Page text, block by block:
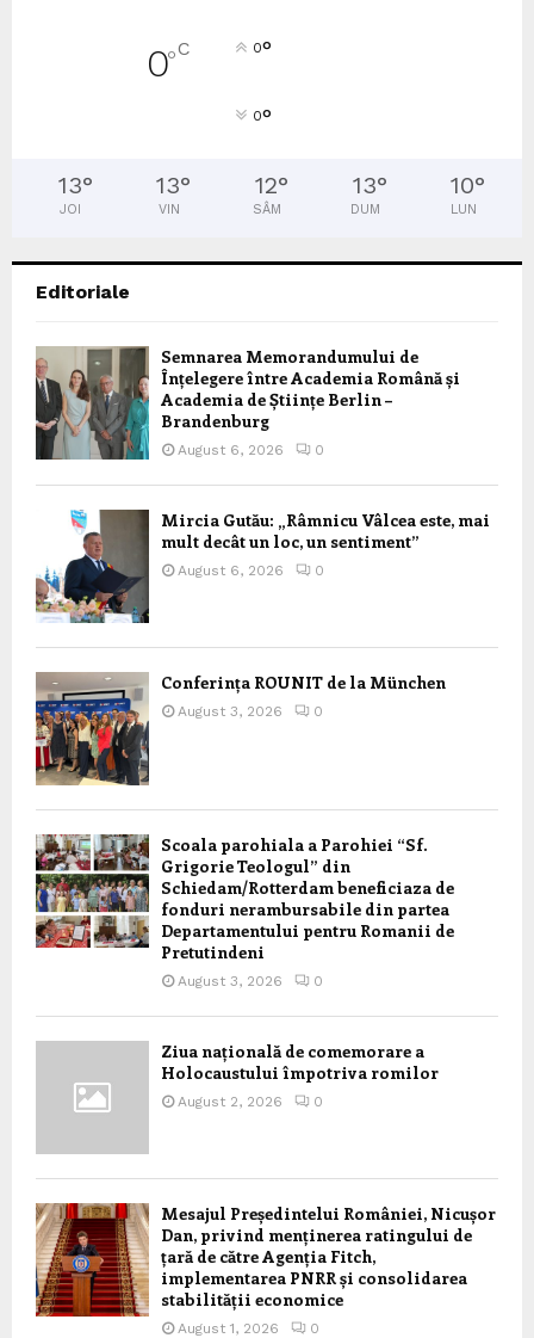
0°C 0°
0°
13°
JOI
13°
VIN
12°
SÂM
13°
DUM
10°
LUN
Editoriale
Semnarea Memorandumului de
Înțelegere între Academia Română și
Academia de Științe Berlin –
Brandenburg
August 6, 2026 0
Mircia Gutău: „Râmnicu Vâlcea este, mai
mult decât un loc, un sentiment”
August 6, 2026 0
Conferința ROUNIT de la München
August 3, 2026 0
Scoala parohiala a Parohiei “Sf.
Grigorie Teologul” din
Schiedam/Rotterdam beneficiaza de
fonduri nerambursabile din partea
Departamentului pentru Romanii de
Pretutindeni
August 3, 2026 0
Ziua națională de comemorare a
Holocaustului împotriva romilor
August 2, 2026 0
Mesajul Președintelui României, Nicușor
Dan, privind menținerea ratingului de
țară de către Agenția Fitch,
implementarea PNRR și consolidarea
stabilității economice
August 1, 2026 0